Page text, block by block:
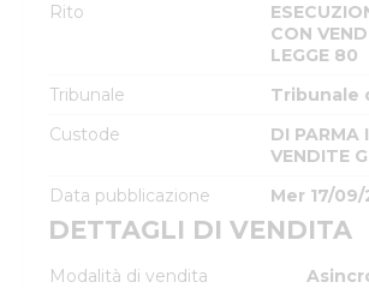
Rito
CON
LEGGE 80
Tribunale
Tribunale
Custode
DI PARMA
VENDITE
Data pubblicazione
Mer 17/09/
DETTAGLI DI VENDITA
Modalità di vendita